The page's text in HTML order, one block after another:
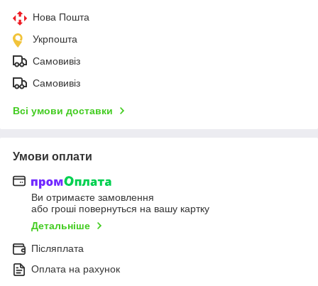
Нова Пошта
Укрпошта
Самовивіз
Самовивіз
Всі умови доставки
Умови оплати
Ви отримаєте замовлення
або гроші повернуться на вашу картку
Детальніше
Післяплата
Оплата на рахунок